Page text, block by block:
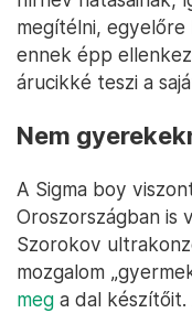
megítélni,
ennek épp
árucikké teszi a
Nem
A Sigma boy
Oroszországban is
Szorokov
mozgalom
meg a dal